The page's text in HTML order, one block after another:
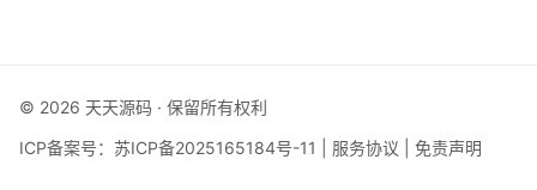
© 2026 天天源码 · 保留所有权利
ICP备案号： 苏ICP备2025165184号-11 服务协议 免责声明